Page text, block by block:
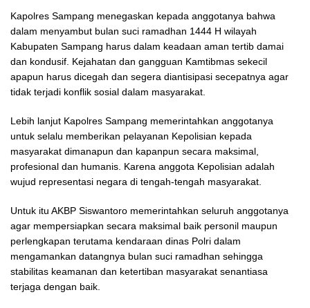
Kapolres Sampang menegaskan kepada anggotanya bahwa
dalam menyambut bulan suci ramadhan 1444 H wilayah
Kabupaten Sampang harus dalam keadaan aman tertib damai
dan kondusif. Kejahatan dan gangguan Kamtibmas sekecil
apapun harus dicegah dan segera diantisipasi secepatnya agar
tidak terjadi konflik sosial dalam masyarakat.
Lebih lanjut Kapolres Sampang memerintahkan anggotanya
untuk selalu memberikan pelayanan Kepolisian kepada
masyarakat dimanapun dan kapanpun secara maksimal,
profesional dan humanis. Karena anggota Kepolisian adalah
wujud representasi negara di tengah-tengah masyarakat.
Untuk itu AKBP Siswantoro memerintahkan seluruh anggotanya
agar mempersiapkan secara maksimal baik personil maupun
perlengkapan terutama kendaraan dinas Polri dalam
mengamankan datangnya bulan suci ramadhan sehingga
stabilitas keamanan dan ketertiban masyarakat senantiasa
terjaga dengan baik.